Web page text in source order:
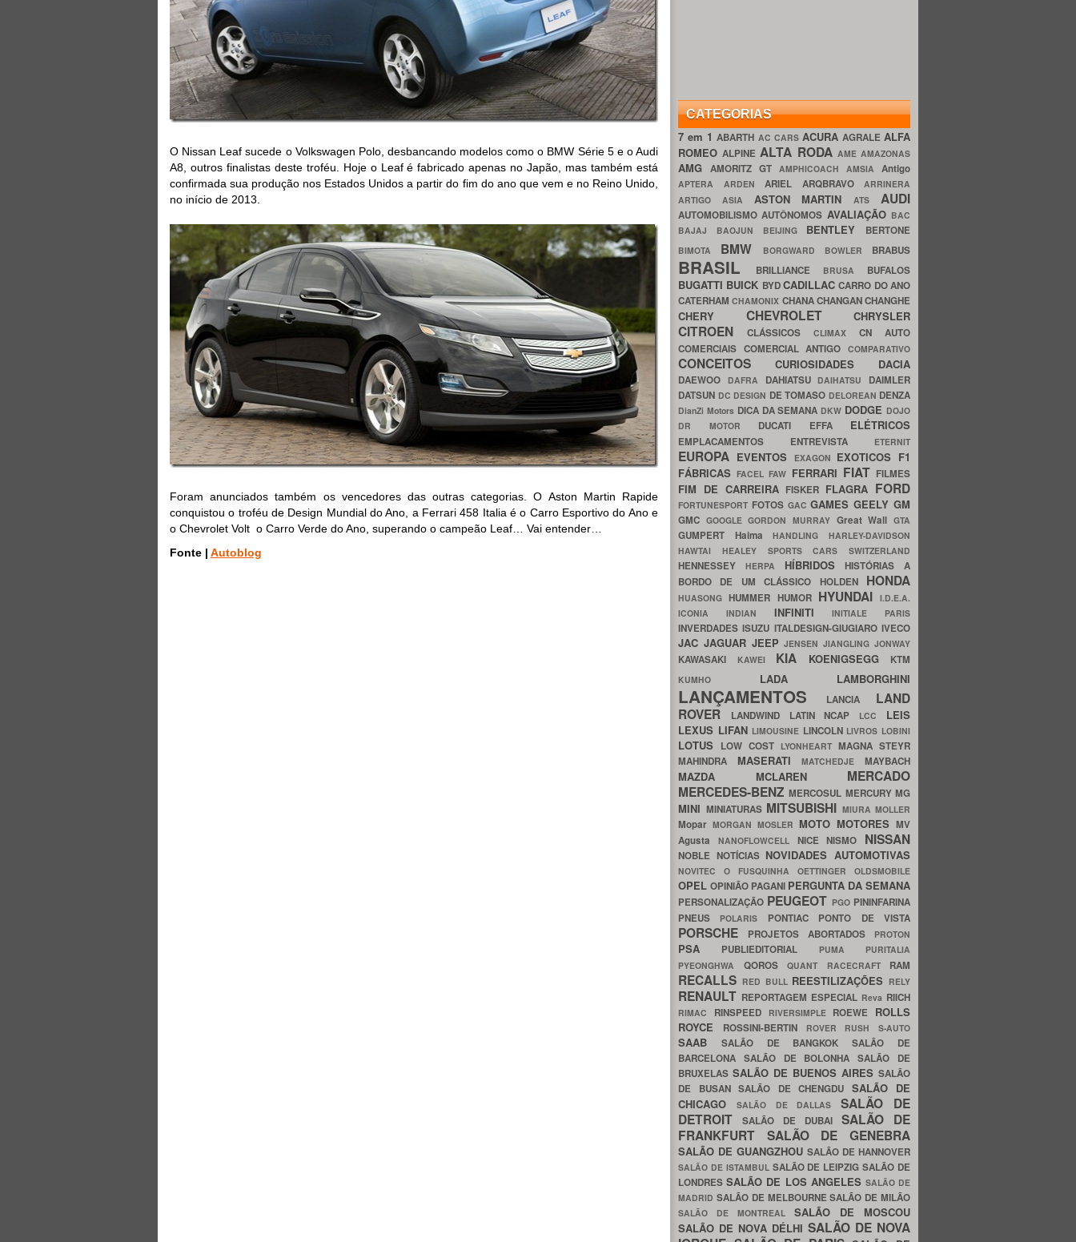
O Nissan Leaf sucede o Volkswagen Polo, desbancando modelos como o BMW Série 5 e o Audi
A8, outros finalistas deste troféu. Hoje o Leaf é fabricado apenas no Japão, mas também está
confirmada sua produção nos Estados Unidos a partir do fim do ano que vem e no Reino Unido,
no início de 2013.
Foram anunciados também os vencedores das outras categorias. O Aston Martin Rapide
conquistou o troféu de Design Mundial do Ano, a Ferrari 458 Italia é o Carro Esportivo do Ano e
o Chevrolet Volt o Carro Verde do Ano, superando o campeão Leaf… Vai entender…
Fonte | Autoblog
CATEGORIAS
7 em 1ABARTH AC CARS ACURA AGRALE ALFA
ROMEOALPINEALTA RODA AME AMAZONAS
AMG AMORITZ GT AMPHICOACH AMSIA Antigo
APTERA ARDEN ARIEL ARQBRAVO ARRINERA
ARTIGO ASIA ASTON MARTINATS AUDI
AUTOMOBILISMOAUTÔNOMOS AVALIAÇÃO BAC
BAJAJ BAOJUN BEIJING BENTLEY BERTONE
BIMOTA BMW BORGWARD BOWLER BRABUS
BRASIL BRILLIANCE BRUSA BUFALOS
BUGATTI BUICK BYDCADILLACCARRO DO ANO
CATERHAMCHAMONIX CHANACHANGANCHANGHE
CHERY CHEVROLET CHRYSLER
CITROEN CLÁSSICOS CLIMAX CN AUTO
COMERCIAIS COMERCIAL ANTIGOCOMPARATIVO
CONCEITOS CURIOSIDADES DACIA
DAEWOO DAFRA DAHIATSU DAIHATSU DAIMLER
DATSUN DC DESIGN DE TOMASO DELOREAN DENZA
DianZi Motors DICA DA SEMANA DKW DODGE DOJO
DR MOTOR DUCATI EFFA ELÉTRICOS
EMPLACAMENTOS ENTREVISTA ETERNIT
EUROPA EVENTOS EXAGON EXOTICOS F1
FÁBRICASFACELFAW FERRARI FIAT FILMES
FIM DE CARREIRA FISKER FLAGRA FORD
FORTUNESPORT FOTOS GACGAMESGEELYGM
GMC GOOGLEGORDON MURRAY Great WallGTA
GUMPERT HaimaHANDLINGHARLEY-DAVIDSON
HAWTAI HEALEY SPORTS CARS SWITZERLAND
HENNESSEY HERPA HÍBRIDOSHISTÓRIAS A
BORDO DE UM CLÁSSICO HOLDEN HONDA
HUASONGHUMMER HUMOR HYUNDAI I.D.E.A.
ICONIA INDIAN INFINITIINITIALE PARIS
INVERDADESISUZU ITALDESIGN-GIUGIAROIVECO
JAC JAGUAR JEEPJENSENJIANGLINGJONWAY
KAWASAKI KAWEI KIA KOENIGSEGG KTM
KUMHO LADA LAMBORGHINI
LANÇAMENTOS LANCIA LAND
ROVER
LANDWIND LATIN NCAP LCC LEIS
LEXUS LIFAN LIMOUSINE LINCOLN LIVROS LOBINI
LOTUS LOW COST LYONHEART MAGNA STEYR
MAHINDRA MASERATIMATCHEDJEMAYBACH
MAZDA MCLAREN MERCADO
MERCEDES-BENZMERCOSUL MERCURYMG
MINI MINIATURAS MITSUBISHI MIURA MOLLER
Mopar MORGAN MOSLER MOTO MOTORES MV
Agusta NANOFLOWCELL NICENISMO NISSAN
NOBLE NOTÍCIAS NOVIDADES AUTOMOTIVAS
NOVITEC O FUSQUINHA OETTINGER OLDSMOBILE
OPEL OPINIÃO PAGANI PERGUNTA DA SEMANA
PERSONALIZAÇÃO PEUGEOT PGO PININFARINA
PNEUS
POLARIS PONTIAC PONTO DE VISTA
PORSCHE PROJETOS ABORTADOS PROTON
PSA PUBLIEDITORIAL PUMA PURITALIA
PYEONGHWA QOROS QUANT RACECRAFT RAM
RECALLS RED BULL REESTILIZAÇÕES RELY
RENAULT REPORTAGEM ESPECIAL Reva RIICH
RIMAC RINSPEED RIVERSIMPLE ROEWE ROLLS
ROYCE
ROSSINI-BERTIN ROVER RUSH S-AUTO
SAAB SALÃO DE BANGKOKSALÃO DE
BARCELONA SALÃO DE BOLONHASALÃO DE
BRUXELAS SALÃO DE BUENOS AIRES SALÃO
DE BUSAN SALÃO DE CHENGDU SALÃO DE
CHICAGO
SALÃO DE DALLASSALÃO DE
DETROIT
SALÃO DE DUBAI SALÃO DE
FRANKFURT SALÃO DE GENEBRA
SALÃO DE GUANGZHOU SALÃO DE HANNOVER
SALÃO DE ISTAMBUL SALÃO DE LEIPZIGSALÃO DE
LONDRESSALÃO DE LOS ANGELES SALÃO DE
MADRID SALÃO DE MELBOURNESALÃO DE MILÃO
SALÃO DE MONTREAL SALÃO DE MOSCOU
SALÃO DE NOVA DÉLHI SALÃO DE NOVA